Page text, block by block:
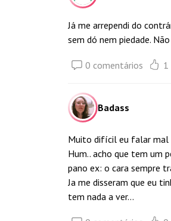
Já me arrependi do
sem dó nem piedade.
0 comentários 1
Badass
Muito difícil eu falar mal
Hum.. acho que tem um
pano ex: o cara sempre
Ja me disseram que eu
tem nada a ver...